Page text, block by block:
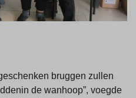
bruggen zullen
de wanhoop”, voegde